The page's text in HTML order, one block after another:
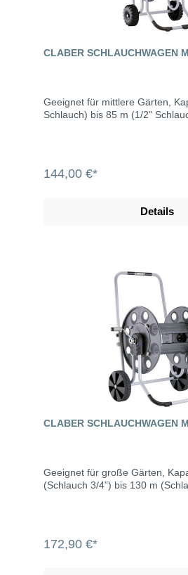
CLABER SCHLAUCHWAGEN
Geeignet für mittlere Gärten,
Schlauch) bis 85 m (1/2"
144,00 €*
Details
CLABER SCHLAUCHWAGEN
Geeignet für große Gärten,
(Schlauch 3/4”) bis 130 m
172,90 €*